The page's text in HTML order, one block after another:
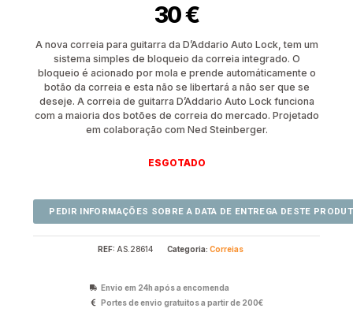
30€
A nova correia para guitarra da D’Addario Auto Lock, tem um
sistema simples de bloqueio da correia integrado. O
bloqueio é acionado por mola e prende automáticamente o
botão da correia e esta não se libertará a não ser que se
deseje. A correia de guitarra D’Addario Auto Lock funciona
com a maioria dos botões de correia do mercado. Projetado
em colaboração com Ned Steinberger.
ESGOTADO
REF: AS.28614 Categoria: Correias
Envio em 24h após a encomenda
Portes de envio gratuitos a partir de 200€